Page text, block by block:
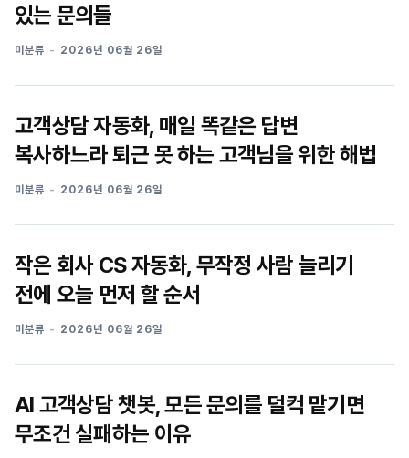
있는 문의들
미분류 2026년 06월 26일
고객상담 자동화, 매일 똑같은 답변
복사하느라 퇴근 못 하는 고객님을 위한 해법
미분류 2026년 06월 26일
작은 회사 CS 자동화, 무작정 사람 늘리기
전에 오늘 먼저 할 순서
미분류 2026년 06월 26일
AI 고객상담 챗봇, 모든 문의를 덜컥 맡기면
무조건 실패하는 이유